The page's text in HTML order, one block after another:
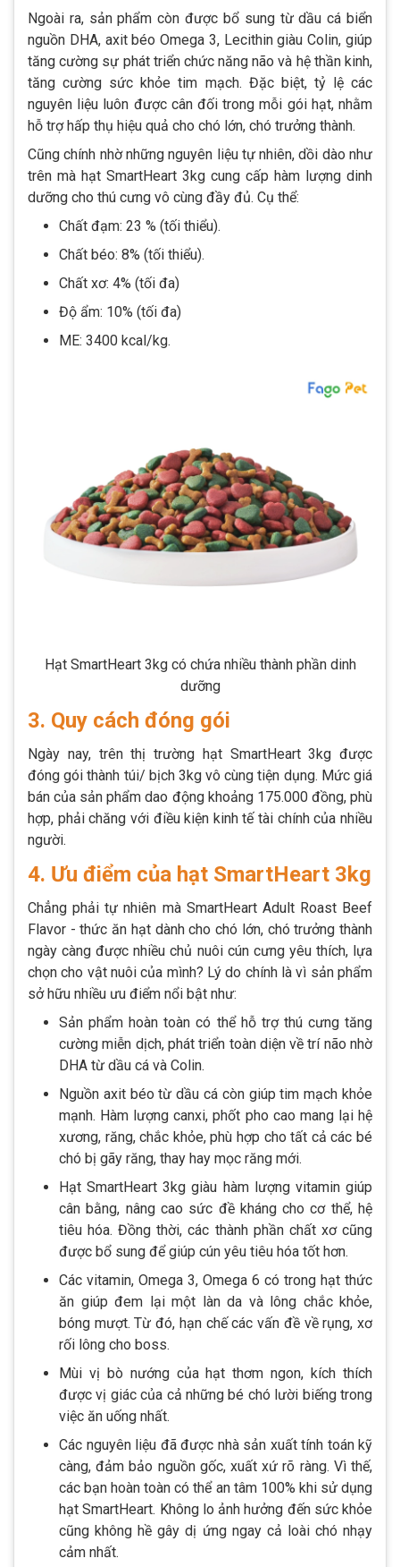
Ngoài ra, sản phẩm còn được bổ sung từ dầu cá biển
nguồn DHA, axit béo Omega 3, Lecithin giàu Colin, giúp
tăng cường sự phát triển chức năng não và hệ thần kinh,
tăng cường sức khỏe tim mạch. Đặc biệt, tỷ lệ các
nguyên liệu luôn được cân đối trong mỗi gói hạt, nhằm
hỗ trợ hấp thụ hiệu quả cho chó lớn, chó trưởng thành.
Cũng chính nhờ những nguyên liệu tự nhiên, dồi dào như
trên mà hạt SmartHeart 3kg cung cấp hàm lượng dinh
dưỡng cho thú cưng vô cùng đầy đủ. Cụ thể:
Chất đạm: 23 % (tối thiểu).
Chất béo: 8% (tối thiểu).
Chất xơ: 4% (tối đa)
Độ ẩm: 10% (tối đa)
ME: 3400 kcal/kg.
Hạt SmartHeart 3kg có chứa nhiều thành phần dinh
dưỡng
3. Quy cách đóng gói
Ngày nay, trên thị trường hạt SmartHeart 3kg được
đóng gói thành túi/ bịch 3kg vô cùng tiện dụng. Mức giá
bán của sản phẩm dao động khoảng 175.000 đồng, phù
hợp, phải chăng với điều kiện kinh tế tài chính của nhiều
người.
4. Ưu điểm của hạt SmartHeart 3kg
Chẳng phải tự nhiên mà SmartHeart Adult Roast Beef
Flavor - thức ăn hạt dành cho chó lớn, chó trưởng thành
ngày càng được nhiều chủ nuôi cún cưng yêu thích, lựa
chọn cho vật nuôi của mình? Lý do chính là vì sản phẩm
sở hữu nhiều ưu điểm nổi bật như:
Sản phẩm hoàn toàn có thể hỗ trợ thú cưng tăng
cường miễn dịch, phát triển toàn diện về trí não nhờ
DHA từ dầu cá và Colin.
Nguồn axit béo từ dầu cá còn giúp tim mạch khỏe
mạnh. Hàm lượng canxi, phốt pho cao mang lại hệ
xương, răng, chắc khỏe, phù hợp cho tất cả các bé
chó bị gãy răng, thay hay mọc răng mới.
Hạt SmartHeart 3kg giàu hàm lượng vitamin giúp
cân bằng, nâng cao sức đề kháng cho cơ thể, hệ
tiêu hóa. Đồng thời, các thành phần chất xơ cũng
được bổ sung để giúp cún yêu tiêu hóa tốt hơn.
Các vitamin, Omega 3, Omega 6 có trong hạt thức
ăn giúp đem lại một làn da và lông chắc khỏe,
bóng mượt. Từ đó, hạn chế các vấn đề về rụng, xơ
rối lông cho boss.
Mùi vị bò nướng của hạt thơm ngon, kích thích
được vị giác của cả những bé chó lười biếng trong
việc ăn uống nhất.
Các nguyên liệu đã được nhà sản xuất tính toán kỹ
càng, đảm bảo nguồn gốc, xuất xứ rõ ràng. Vì thế,
các bạn hoàn toàn có thể an tâm 100% khi sử dụng
hạt SmartHeart. Không lo ảnh hưởng đến sức khỏe
cũng không hề gây dị ứng ngay cả loài chó nhạy
cảm nhất.